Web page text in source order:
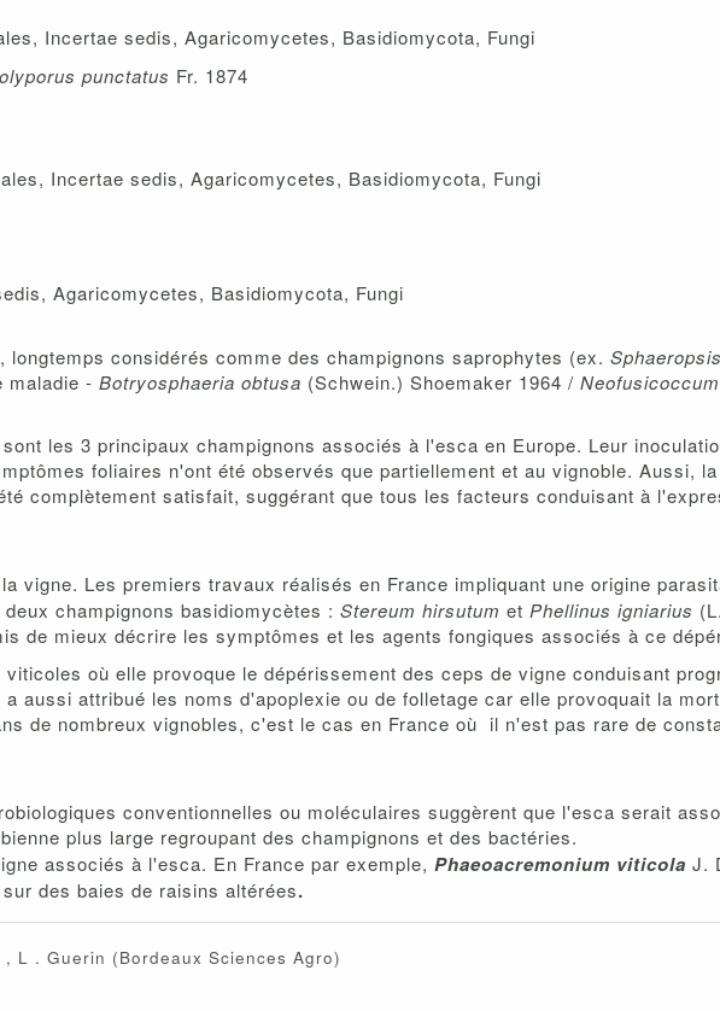
Incertae sedis, Agaricomycetes, Basidiomycota, Fungi
punctatus Fr. 1874
Incertae sedis, Agaricomycetes, Basidiomycota, Fungi
Agaricomycetes, Basidiomycota, Fungi
, longtemps considérés comme des champignons saprophytes (ex. Sphaeropsis
maladie - Botryosphaeria obtusa (Schwein.) Shoemaker 1964 /
sont les 3 principaux champignons associés à l'esca en Europe. Leur
foliaires n'ont été observés que partiellement et au vignoble. Aussi,
complètement satisfait, suggérant que tous les facteurs conduisant à
vigne. Les premiers travaux réalisés en France impliquant une origine
champignons basidiomycètes : Stereum hirsutum et Phellinus igniarius
de mieux décrire les symptômes et les agents fongiques associés à ce
où elle provoque le dépérissement des ceps de vigne conduisant
aussi attribué les noms d'apoplexie ou de folletage car elle provoquait la
de nombreux vignobles, c'est le cas en France où il n'est pas rare de
conventionnelles ou moléculaires suggèrent que l'esca serait
plus large regroupant des champignons et des bactéries.
associés à l'esca. En France par exemple, Phaeoacremonium viticola J.
des baies de raisins altérées.
L Guerin (Bordeaux Sciences Agro)